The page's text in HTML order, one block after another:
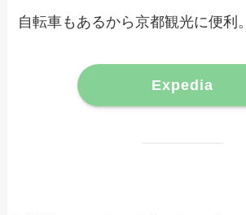
自転車もあるから京都観光に便利。
Expedia